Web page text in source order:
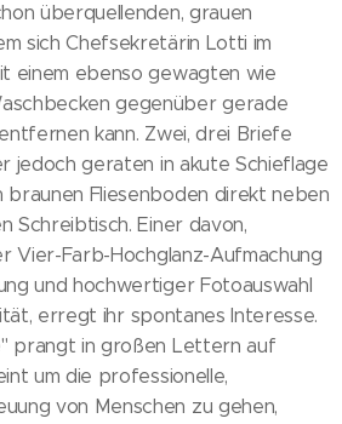
überquellenden, grauen
sich Chefsekretärin Lotti im
einem ebenso gewagten wie
gegenüber gerade
kann. Zwei, drei Briefe
jedoch geraten in akute Schieflage
Fliesenboden direkt neben
Schreibtisch. Einer davon,
Vier-Farb-Hochglanz-Aufmachung
und hochwertiger Fotoauswahl
erregt ihr spontanes Interesse.
prangt in großen Lettern auf
um die professionelle,
von Menschen zu gehen,